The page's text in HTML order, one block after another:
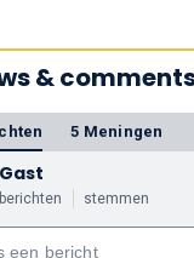
&
5 Meningen
Gast
berichten stemmen